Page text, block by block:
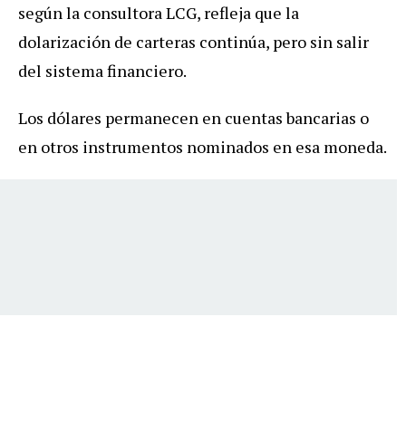
según la consultora LCG, refleja que la
dolarización de carteras continúa, pero sin salir
del sistema financiero.
Los dólares permanecen en cuentas bancarias o
en otros instrumentos nominados en esa moneda.